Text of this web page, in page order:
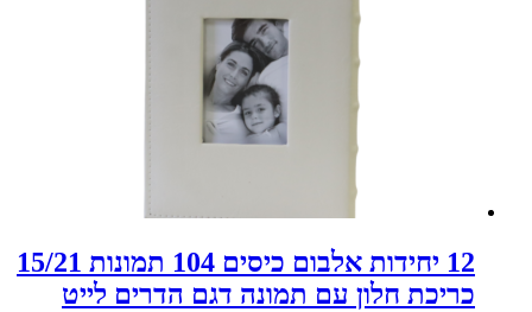
12 יחידות אלבום כיסים 104 תמונות 15/21
כריכת חלון עם תמונה דגם הדרים לייט